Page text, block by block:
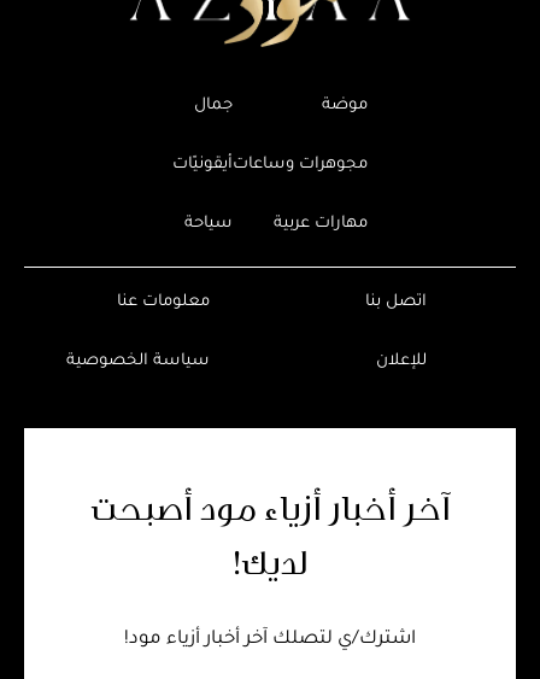
موضة
مجوهرات وساعات
مهارات عربية
جمال
أيقونيّات
سياحة
اتصل بنا
للإعلان
معلومات عنا
سياسة الخصوصية
آخر أخبار أزياء مود أصبحت
لديك!
اشترك/ي لتصلك آخر أخبار أزياء مود!